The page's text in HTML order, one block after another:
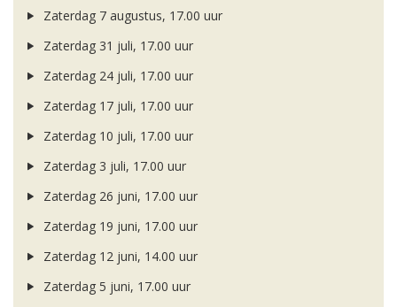
Zaterdag 7 augustus, 17.00 uur
Zaterdag 31 juli, 17.00 uur
Zaterdag 24 juli, 17.00 uur
Zaterdag 17 juli, 17.00 uur
Zaterdag 10 juli, 17.00 uur
Zaterdag 3 juli, 17.00 uur
Zaterdag 26 juni, 17.00 uur
Zaterdag 19 juni, 17.00 uur
Zaterdag 12 juni, 14.00 uur
Zaterdag 5 juni, 17.00 uur